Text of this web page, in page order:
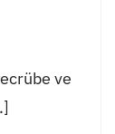
ve